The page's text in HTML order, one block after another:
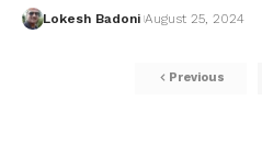
Lokesh Badoni August 25, 2024
Previous